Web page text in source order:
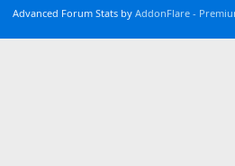
Advanced Forum Stats by AddonFlare -